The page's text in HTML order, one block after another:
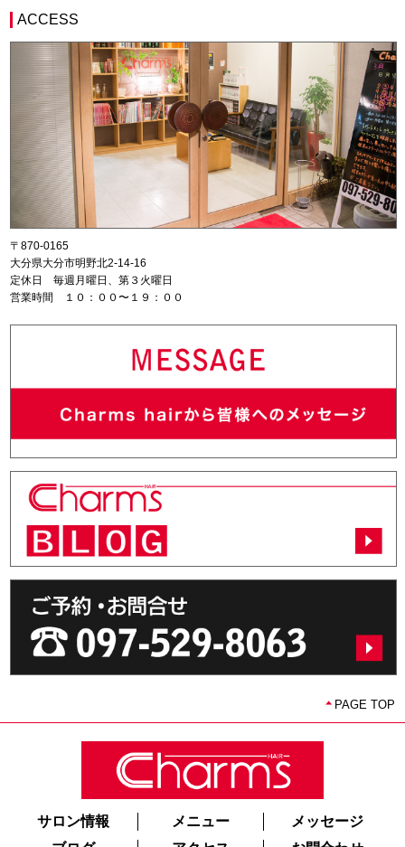
ACCESS
〒870-0165
大分県大分市明野北2-14-16
定休日 毎週月曜日、第３火曜日
営業時間 １０：００〜１９：００
PAGE TOP
サロン情報 メニュー
メッセージ